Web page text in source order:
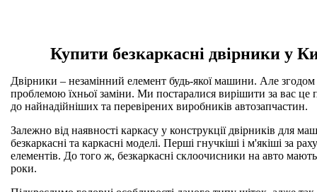
Купити безкаркасні двірники у
Двірники – незамінний елемент будь-якої машини. Але згодом
проблемою їхньої заміни. Ми постаралися вирішити за вас
до найнадійніших та перевірених виробників автозапчастин.
Залежно від наявності каркасу у конструкції двірників для
безкаркасні та каркасні моделі. Перші гнучкіші і м'якіші за
елементів. До того ж, безкаркасні склоочисники на авто
роки.